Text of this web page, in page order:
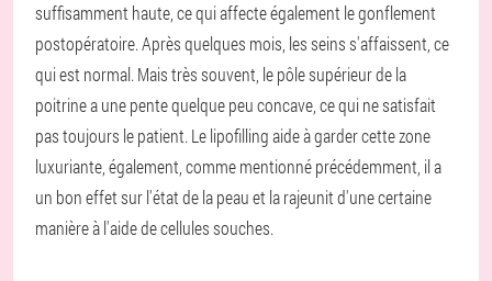
suffisamment haute, ce qui affecte également le gonflement
postopératoire. Après quelques mois, les seins s'affaissent, ce
qui est normal. Mais très souvent, le pôle supérieur de la
poitrine a une pente quelque peu concave, ce qui ne satisfait
pas toujours le patient. Le lipofilling aide à garder cette zone
luxuriante, également, comme mentionné précédemment, il a
un bon effet sur l'état de la peau et la rajeunit d'une certaine
manière à l'aide de cellules souches.